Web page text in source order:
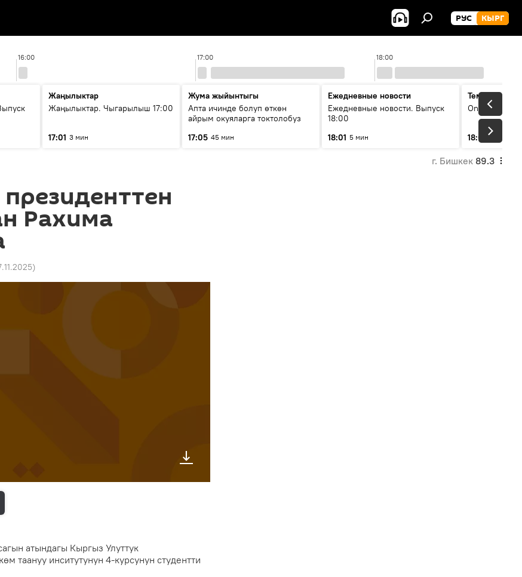
РУС КЫРГ
16:00 17:00 18:00
Жаңылыктар
Жаңылыктар. Чыгарылыш 17:00
17:01 3 мин
Жума жыйынтыгы
Апта ичинде болуп өткөн
айрым окуяларга токтолобуз
17:05 45 мин
Ежедневные новости
Ежедневные новости. Выпуск
18:00
18:01 5 мин
Тема дня
On air
18:07
г. Бишкек 89.3
Рахима
)
атындагы Кыргыз Улуттук
таануу инситутунун 4-курсунун студентти